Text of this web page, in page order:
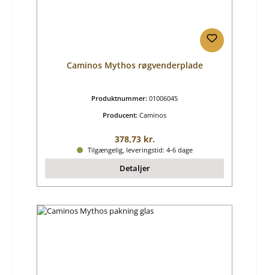
Caminos Mythos røgvenderplade
Produktnummer: 01006045
Producent: Caminos
Almindelig pris:
378,73 kr.
Tilgængelig, leveringstid: 4-6 dage
Detaljer